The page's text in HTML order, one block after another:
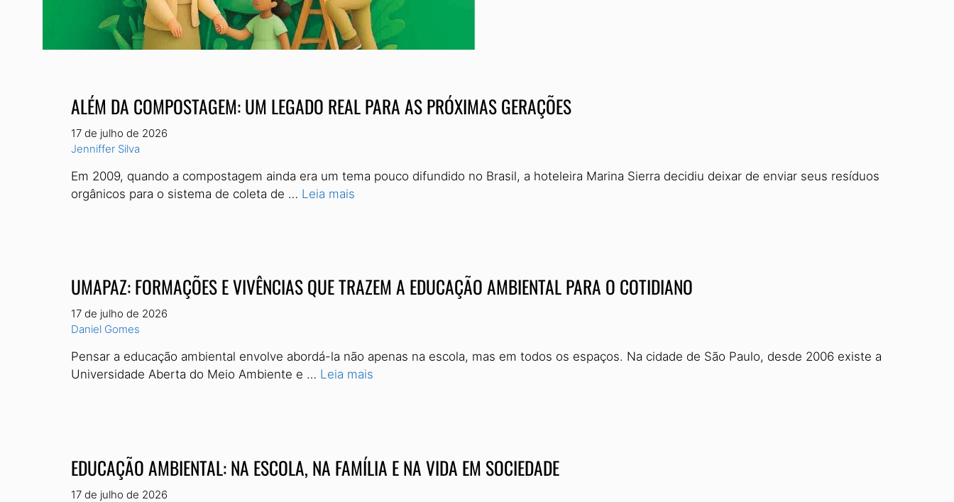
ALÉM DA COMPOSTAGEM: UM LEGADO REAL PARA AS PRÓXIMAS GERAÇÕES
17 de julho de 2026
Jenniffer Silva
Em 2009, quando a compostagem ainda era um tema pouco difundido no Brasil, a hoteleira Marina Sierra decidiu deixar de enviar seus resíduos
orgânicos para o sistema de coleta de … Leia mais
UMAPAZ: FORMAÇÕES E VIVÊNCIAS QUE TRAZEM A EDUCAÇÃO AMBIENTAL PARA O COTIDIANO
17 de julho de 2026
Daniel Gomes
Pensar a educação ambiental envolve abordá-la não apenas na escola, mas em todos os espaços. Na cidade de São Paulo, desde 2006 existe a
Universidade Aberta do Meio Ambiente e … Leia mais
EDUCAÇÃO AMBIENTAL: NA ESCOLA, NA FAMÍLIA E NA VIDA EM SOCIEDADE
17 de julho de 2026